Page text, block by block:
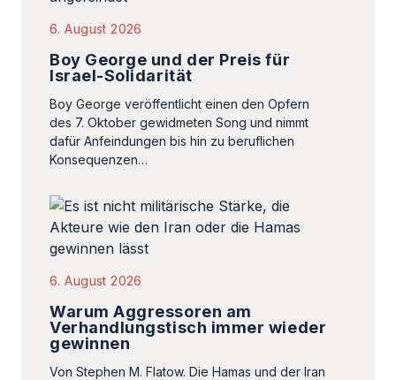
6. August 2026
Boy George und der Preis für
Israel-Solidarität
Boy George veröffentlicht einen den Opfern
des 7. Oktober gewidmeten Song und nimmt
dafür Anfeindungen bis hin zu beruflichen
Konsequenzen…
6. August 2026
Warum Aggressoren am
Verhandlungstisch immer wieder
gewinnen
Von Stephen M. Flatow. Die Hamas und der Iran